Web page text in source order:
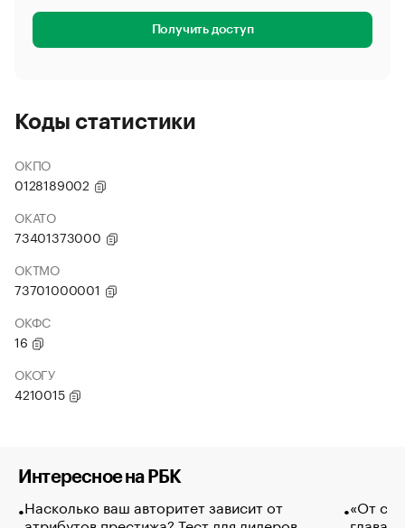
Получить доступ
Коды статистики
ОКПО
0128189002
ОКАТО
73401373000
ОКТМО
73701000001
ОКФС
16
ОКОГУ
4210015
Интересное на РБК
Насколько ваш авторитет зависит от
«От